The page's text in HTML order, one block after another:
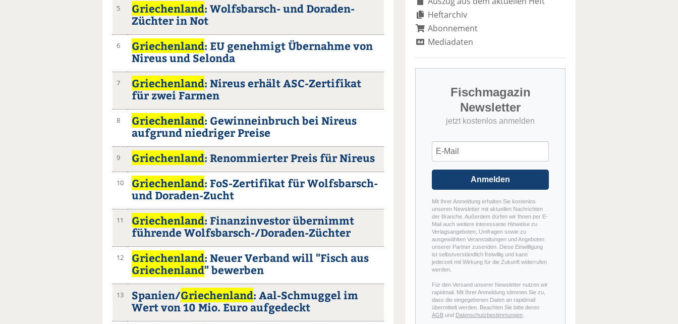
5 Griechenland: Wolfsbarsch- und Doraden-
Züchter in Not
6 Griechenland: EU genehmigt Übernahme von
Nireus und Selonda
7 Griechenland: Nireus erhält ASC-Zertifikat
für zwei Farmen
8 Griechenland: Gewinneinbruch bei Nireus
aufgrund niedriger Preise
9 Griechenland: Renommierter Preis für Nireus
10 Griechenland: FoS-Zertifikat für Wolfsbarsch-
und Doraden-Zucht
11 Griechenland: Finanzinvestor übernimmt
führende Wolfsbarsch-/Doraden-Züchter
12 Griechenland: Neuer Verband will "Fisch aus
Griechenland" bewerben
13 Spanien/Griechenland: Aal-Schmuggel im
Wert von 10 Mio. Euro aufgedeckt
Heftarchiv
Abonnement
Mediadaten
Fischmagazin
Newsletter
jetzt kostenlos anmelden
Anmelden
Mit Ihrer Anmeldung erhalten Sie kostenlos
unseren Newsletter mit aktuellen Nachrichten
der Branche. Außerdem dürfen wir Ihnen per E-
Mail auch weitere interessante Hinweise zu
Verlagsangeboten, Umfragen sowie zu
ausgewählten Veranstaltungen und Angeboten
unserer Partner zusenden. Diese Einwilligung
ist selbstverständlich freiwillig und kann
jederzeit mit Wirkung für die Zukunft widerrufen
werden.
Für den Versand unserer Newsletter nutzen wir
rapidmail. Mit Ihrer Anmeldung stimmen Sie zu,
dass die eingegebenen Daten an rapidmail
übermittelt werden. Beachten Sie bitte deren
AGB und Datenschutzbestimmungen